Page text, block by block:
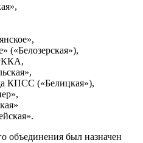
(«Белозерская»),
КПСС («Белицкая»),
объединения был назначен